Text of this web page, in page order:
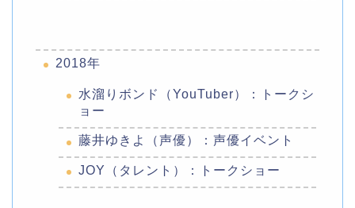
2018年
水溜りボンド（YouTuber）：トークシ
ョー
藤井ゆきよ（声優）：声優イベント
JOY（タレント）：トークショー